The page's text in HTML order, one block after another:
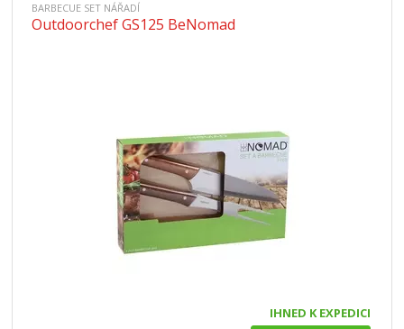
BARBECUE SET NÁŘADÍ
Outdoorchef GS125 BeNomad
IHNED K EXPEDICI